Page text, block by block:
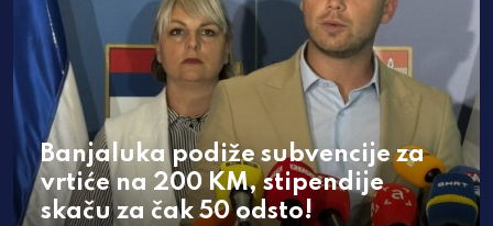
Banjaluka podiže subvencije za
vrtiće na 200 KM, stipendije
skaču za čak 50 odsto!